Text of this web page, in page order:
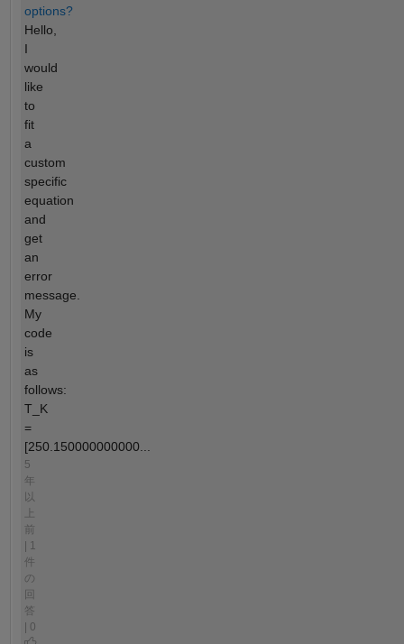
options?
Hello,
I
would
like
to
fit
a
custom
specific
equation
and
get
an
error
message.
My
code
is
as
follows:
T_K
=
[250.150000000000...
5
年
以
前
| 1
件
の
回
答
| 0